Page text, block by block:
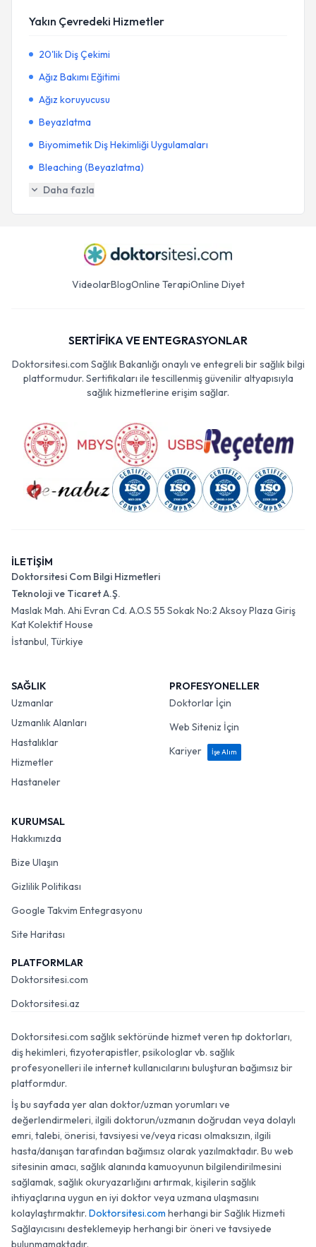
Yakın Çevredeki Hizmetler
20'lik Diş Çekimi
Ağız Bakımı Eğitimi
Ağız koruyucusu
Beyazlatma
Biyomimetik Diş Hekimliği Uygulamaları
Bleaching (Beyazlatma)
Daha fazla
VideolarBlogOnline TerapiOnline Diyet
SERTİFİKA VE ENTEGRASYONLAR
Doktorsitesi.com Sağlık Bakanlığı onaylı ve entegreli bir sağlık bilgi
platformudur. Sertifikaları ile tescillenmiş güvenilir altyapısıyla
sağlık hizmetlerine erişim sağlar.
İLETİŞİM
Doktorsitesi Com Bilgi Hizmetleri
Teknoloji ve Ticaret A.Ş.
Maslak Mah. Ahi Evran Cd. A.O.S 55 Sokak No:2 Aksoy Plaza Giriş
Kat Kolektif House
İstanbul, Türkiye
SAĞLIK
Uzmanlar
Uzmanlık Alanları
Hastalıklar
Hizmetler
Hastaneler
PROFESYONELLER
Doktorlar İçin
Web Siteniz İçin
Kariyer
İşe Alım
KURUMSAL
Hakkımızda
Bize Ulaşın
Gizlilik Politikası
Google Takvim Entegrasyonu
Site Haritası
PLATFORMLAR
Doktorsitesi.com
Doktorsitesi.az
Doktorsitesi.com sağlık sektöründe hizmet veren tıp doktorları,
diş hekimleri, fizyoterapistler, psikologlar vb. sağlık
profesyonelleri ile internet kullanıcılarını buluşturan bağımsız bir
platformdur.
İş bu sayfada yer alan doktor/uzman yorumları ve
değerlendirmeleri, ilgili doktorun/uzmanın doğrudan veya dolaylı
emri, talebi, önerisi, tavsiyesi ve/veya ricası olmaksızın, ilgili
hasta/danışan tarafından bağımsız olarak yazılmaktadır. Bu web
sitesinin amacı, sağlık alanında kamuoyunun bilgilendirilmesini
sağlamak, sağlık okuryazarlığını artırmak, kişilerin sağlık
ihtiyaçlarına uygun en iyi doktor veya uzmana ulaşmasını
kolaylaştırmaktır. Doktorsitesi.com herhangi bir Sağlık Hizmeti
Sağlayıcısını desteklemeyip herhangi bir öneri ve tavsiyede
bulunmamaktadır.